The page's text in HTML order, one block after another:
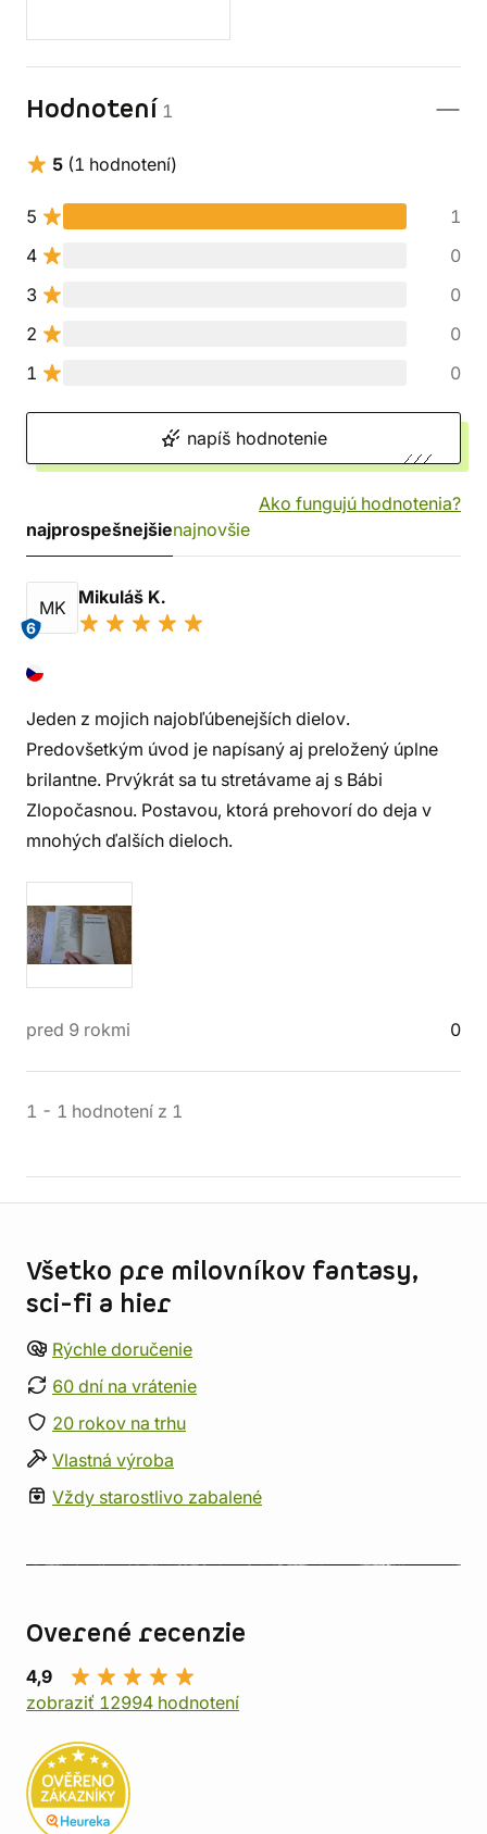
Hodnotení 1
5 (1 hodnotení)
5
1
4
0
3
0
2
0
1
0
napíš hodnotenie
Ako fungujú hodnotenia?
najprospešnejšienajnovšie
MK
6
Mikuláš K.
Jeden z mojich najobľúbenejších dielov.
Predovšetkým úvod je napísaný aj preložený úplne
brilantne. Prvýkrát sa tu stretávame aj s Bábi
Zlopočasnou. Postavou, ktorá prehovorí do deja v
mnohých ďalších dieloch.
pred 9 rokmi 0
1 - 1 hodnotení z 1
Všetko pre milovníkov fantasy,
sci-fi a hier
Rýchle doručenie
60 dní na vrátenie
20 rokov na trhu
Vlastná výroba
Vždy starostlivo zabalené
Overené recenzie
4,9
zobraziť 12994 hodnotení